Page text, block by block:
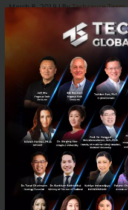
March 8, 2019| ByTechsauce Team
startup women in tech